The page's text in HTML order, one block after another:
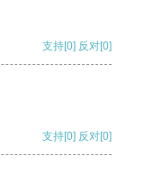
支持[0] 反对[0]
支持[0] 反对[0]